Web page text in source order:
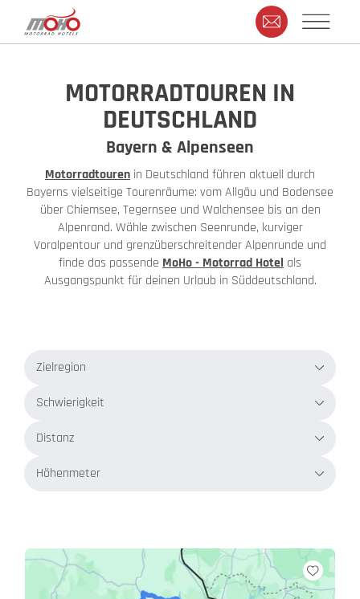
MOTORRADTOUREN IN
DEUTSCHLAND
Bayern & Alpenseen
Motorradtouren in Deutschland führen aktuell durch
Bayerns vielseitige Tourenräume: vom Allgäu und Bodensee
über Chiemsee, Tegernsee und Walchensee bis an den
Alpenrand. Wähle zwischen Seenrunde, kurviger
Voralpentour und grenzüberschreitender Alpenrunde und
finde das passende MoHo - Motorrad Hotel als
Ausgangspunkt für deinen Urlaub in Süddeutschland.
Zielregion
Schwierigkeit
Distanz
Höhenmeter